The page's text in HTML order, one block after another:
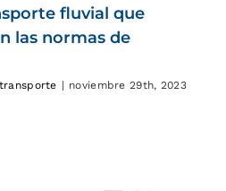
fluvial que
las normas de
| noviembre 29th, 2023